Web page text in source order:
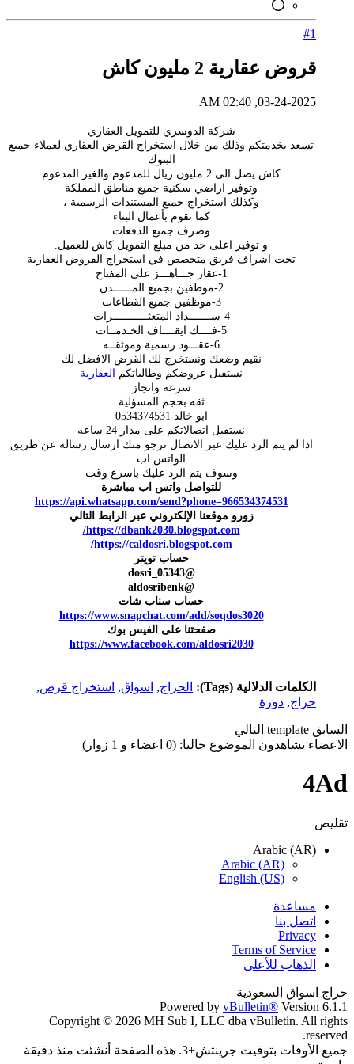
#1
قروض عقارية 2 مليون كاش
03-24-2025, 02:40 AM
شركة الدوسري للتمويل العقاري
تسعد بخدمتكم وذلك من خلال استخراج القرض العقاري لعملاء جميع
البنوك
كاش يصل الى 2 مليون ريال للمدعوم والغير المدعوم
وتوفير اراضي سكنية جميع مناطق المملكة
وكذلك استخراج جميع المستندات الرسمية ،
كما نقوم بأعمال البناء
وصرف جميع الدفعات
و توفير اعلى حد من مبلغ التمويل كاش للعميل.
تحت اشراف فريق متخصص في استخراج القروض العقارية
1-عقار جـــاهـــز على المفتاح
2-موظفين بجميع المــــــدن
3-موظفين جميع القطاعات
4-ســـــــداد المتعثـــــــــــرات
5-فــــك ايقــــاف الخـدمــات
6-عقـــود رسمية وموثقــه
نقيم وضعك ونستخرج لك القرض الافضل لك
نستقبل عروضكم وطالباتكم العقارية
سرعه وانجاز
ثقه بحجم المسؤلية
ابو خالد 0534374531
نستقبل اتصالاتكم على مدار 24 ساعه
اذا لم يتم الرد عليك عبر الاتصال نرجو منك ارسال رساله عن طريق
الواتس اب
وسوف يتم الرد عليك باسرع وقت
للتواصل واتس اب مباشرة
https://api.whatsapp.com/send?phone=966534374531
زورو موقعنا الإلكتروني عبر الرابط التالي
https://dbank2030.blogspot.com/
https://caldosri.blogspot.com/
حساب تويتر
@dosri_05343
@aldosribenk
حساب سناب شات
https://www.snapchat.com/add/soqdos3020
صفحتنا على الفيس بوك
https://www.facebook.com/aldosri2030
الكلمات الدلالية (Tags): الحراج, اسواق, استخراج قرض,
حراج, دورة
السابق template التالي
الاعضاء يشاهدون الموضوع حاليا: (0 اعضاء و 1 زوار)
4Ad
تقليص
Arabic (AR)
Arabic (AR)
English (US)
مساعدة
اتصل بنا
Privacy
Terms of Service
الذهاب للأعلى
حراج اسواق السعودية
Powered by vBulletin® Version 6.1.1
Copyright © 2026 MH Sub I, LLC dba vBulletin. All rights
reserved.
جميع الأوقات بتوقيت جرينتش+3. هذه الصفحة أنشئت منذ دقيقة